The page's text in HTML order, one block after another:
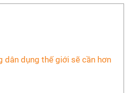
dân dụng thế giới sẽ cần hơn